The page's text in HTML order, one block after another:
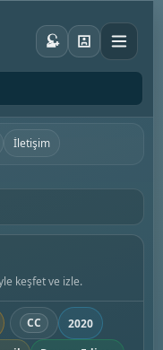
İletişim
keşfet ve izle.
CC
2020